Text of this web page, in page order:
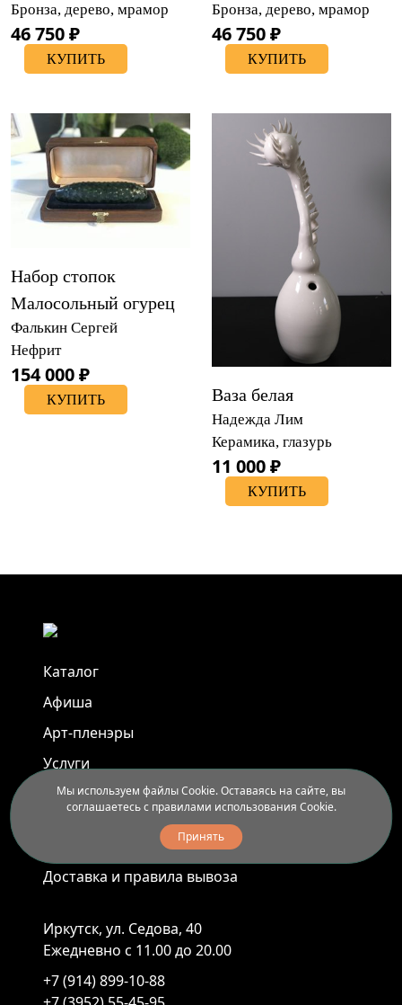
Бронза, дерево, мрамор
46 750 ₽
КУПИТЬ
Бронза, дерево, мрамор
46 750 ₽
КУПИТЬ
Набор стопок
Малосольный огурец
Фалькин Сергей
Нефрит
154 000 ₽
КУПИТЬ Ваза белая
Надежда Лим
Керамика, глазурь
11 000 ₽
КУПИТЬ
Каталог
Афиша
Арт-пленэры
Услуги
Новости
Доставка и правила вывоза
Иркутск, ул. Седова, 40
Ежедневно с 11.00 до 20.00
+7 (914) 899-10-88
Мы используем файлы Cookie. Оставаясь на сайте, вы
соглашаетесь с правилами использования Cookie.
Принять